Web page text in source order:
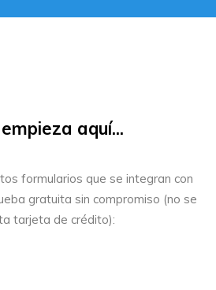
aquí...
formularios que se integran con
gratuita sin compromiso (no se
tarjeta de crédito):